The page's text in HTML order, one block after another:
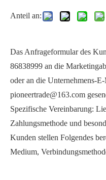
Sanitär-
Anteil an:
Das Anfrageformular des
86838999 an die
oder an die Unternehmens-
pioneertrade@163.com
Spezifische Vereinbarung:
Zahlungsmethode und
Kunden stellen Folgendes
Medium,